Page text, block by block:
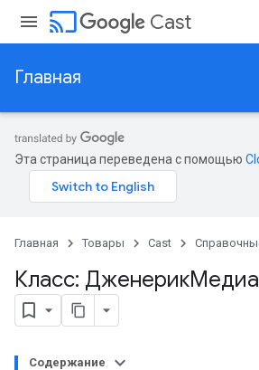
cast Cast
Главная
Эта страница переведена с помощью
Главная Товары Cast
Класс:
Содержание